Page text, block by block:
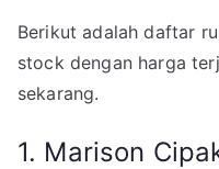
Berikut adalah daftar
stock dengan harga
sekarang.
1. Marison